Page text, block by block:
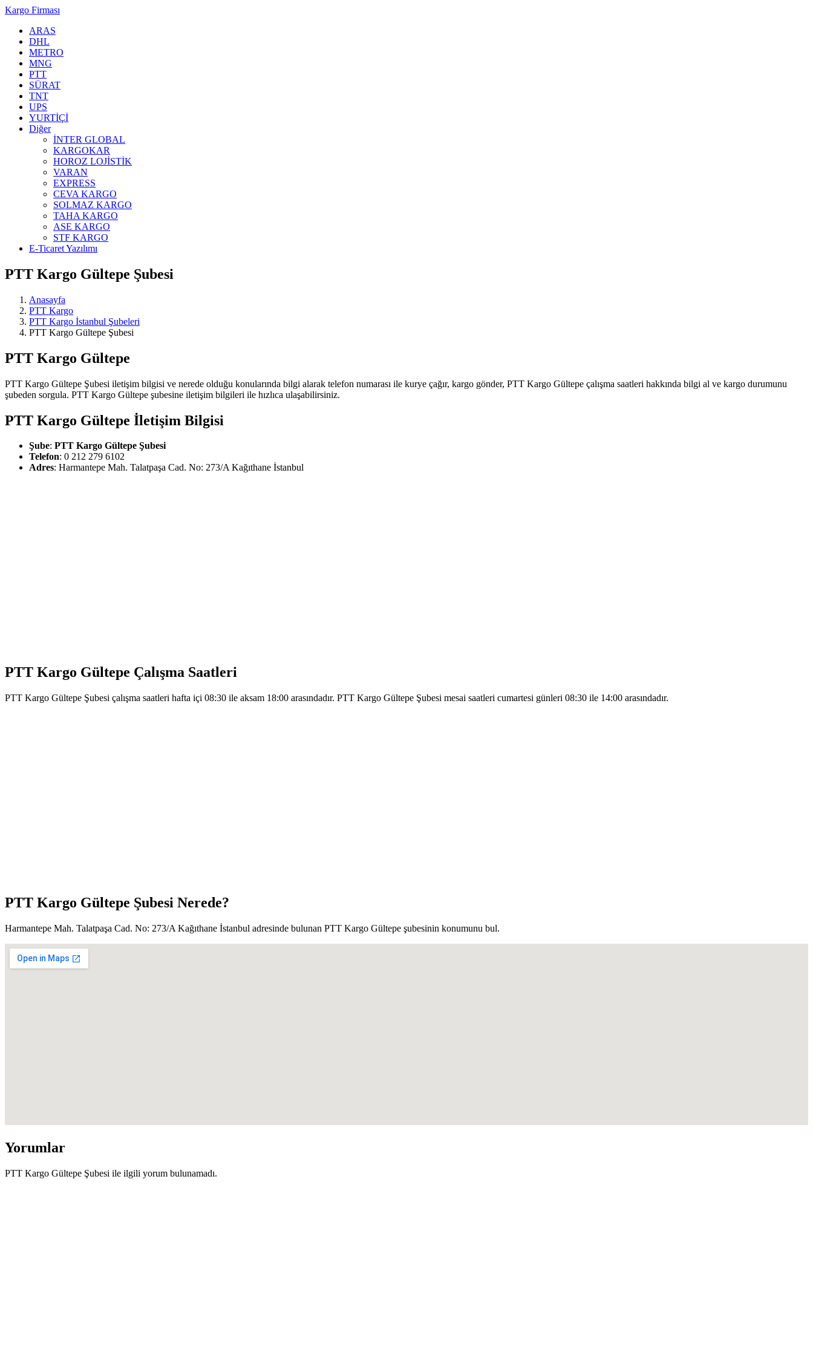
Kargo Firması
ARAS
DHL
METRO
MNG
PTT
SÜRAT
TNT
UPS
YURTİÇİ
Diğer
İNTER GLOBAL
KARGOKAR
HOROZ LOJİSTİK
VARAN
EXPRESS
CEVA KARGO
SOLMAZ KARGO
TAHA KARGO
ASE KARGO
STF KARGO
E-Ticaret Yazılımı
PTT Kargo Gültepe Şubesi
Anasayfa
PTT Kargo
PTT Kargo İstanbul Şubeleri
PTT Kargo Gültepe Şubesi
PTT Kargo Gültepe
PTT Kargo Gültepe Şubesi iletişim bilgisi ve nerede olduğu konularında bilgi alarak telefon numarası ile kurye çağır, kargo gönder, PTT Kargo Gültepe çalışma saatleri hakkında bilgi al ve kargo durumunu
şubeden sorgula. PTT Kargo Gültepe şubesine iletişim bilgileri ile hızlıca ulaşabilirsiniz.
PTT Kargo Gültepe İletişim Bilgisi
Şube: PTT Kargo Gültepe Şubesi
Telefon: 0 212 279 6102
Adres: Harmantepe Mah. Talatpaşa Cad. No: 273/A Kağıthane İstanbul
PTT Kargo Gültepe Çalışma Saatleri
PTT Kargo Gültepe Şubesi çalışma saatleri hafta içi 08:30 ile aksam 18:00 arasındadır. PTT Kargo Gültepe Şubesi mesai saatleri cumartesi günleri 08:30 ile 14:00 arasındadır.
PTT Kargo Gültepe Şubesi Nerede?
Harmantepe Mah. Talatpaşa Cad. No: 273/A Kağıthane İstanbul adresinde bulunan PTT Kargo Gültepe şubesinin konumunu bul.
Yorumlar
PTT Kargo Gültepe Şubesi ile ilgili yorum bulunamadı.